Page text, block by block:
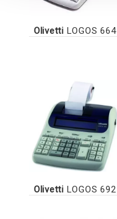
Olivetti LOGOS 664
Olivetti LOGOS 692